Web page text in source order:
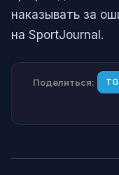
наказывать за
на SportJournal.
Поделиться: TG